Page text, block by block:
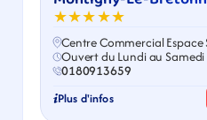
★★★★★
Centre Commercial
Ouvert du Lundi au Samedi
0180913659
Plus d'infos